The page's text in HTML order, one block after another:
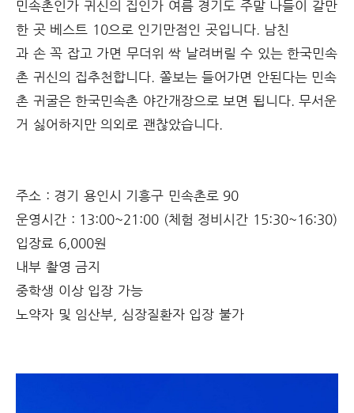
민속촌인가 귀신의 집인가 여름 경기도 주말 나들이 갈만
한 곳 베스트 10으로 인기만점인 곳입니다. 남친
과 손 꼭 잡고 가면 무더위 싹 날려버릴 수 있는 한국민속
촌 귀신의 집추천합니다. 쫄보는 들어가면 안된다는 민속
촌 귀굴은 한국민속촌 야간개장으로 보면 됩니다. 무서운
거 싫어하지만 의외로 괜찮았습니다.
주소 : 경기 용인시 기흥구 민속촌로 90
운영시간 : 13:00~21:00 (체험 정비시간 15:30~16:30)
입장료 6,000원
내부 촬영 금지
중학생 이상 입장 가능
노약자 및 임산부, 심장질환자 입장 불가